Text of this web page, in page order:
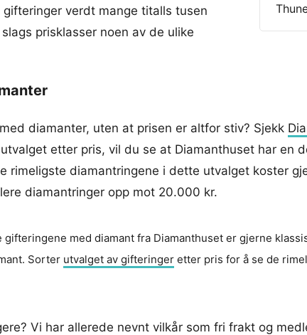
verdt mange titalls tusen
prisklasser noen av de ulike
diamanter, uten at prisen er altfor stiv? Sjekk
etter pris, vil du se at Diamanthuset har en
rimeligste diamantringene i dette utvalget koster
diamantringer opp mot 20.000 kr.
gifteringene med diamant fra Diamanthuset er gjerne
Sorter utvalget av gifteringer etter pris for å se de
Vi har allerede nevnt vilkår som fri frakt og